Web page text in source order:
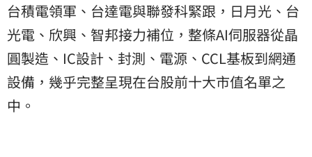
台積電領軍、台達電與聯發科緊跟，日月光、台
光電、欣興、智邦接力補位，整條AI伺服器從晶
圓製造、IC設計、封測、電源、CCL基板到網通
設備，幾乎完整呈現在台股前十大市值名單之
中。